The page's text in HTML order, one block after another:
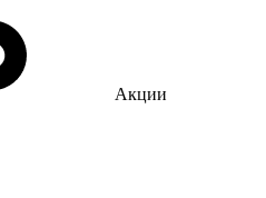
Акции